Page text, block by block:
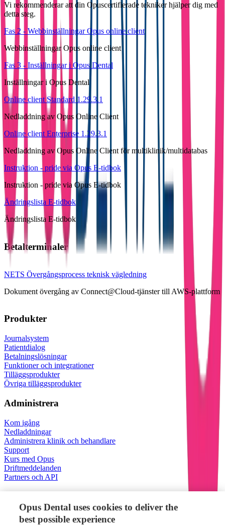
Vi rekommenderar att din Opuscertifierade tekniker hjälper dig med
detta steg.
Fas 2 - Webbinställningar Opus online client
Webbinställningar Opus online client
Fas 3 - Inställningar i Opus Dental
Inställningar i Opus Dental
Online client Standard 1.29.3.1
Nedladdning av Opus Online Client
Online client Enterprise 1.29.3.1
Nedladdning av Opus Online Client för multiklinik/multidatabas
Instruktion - pride via Opus E-tidbok
Instruktion - pride via Opus E-tidbok
Ändringslista E-tidbok
Ändringslista E-tidbok
Betalterminaler
NETS Övergångsprocess teknisk vägledning
Dokument övergång av Connect@Cloud-tjänster till AWS-plattform
Produkter
Journalsystem
Patientdialog
Betalningslösningar
Funktioner och integrationer
Tilläggsprodukter
Övriga tilläggsprodukter
Administrera
Kom igång
Nedladdningar
Administrera klinik och behandlare
Support
Kurs med Opus
Driftmeddelanden
Partners och API
Om Opus Systemer
Jobba på Opus
Opus Dental uses cookies to deliver the
best possible experience